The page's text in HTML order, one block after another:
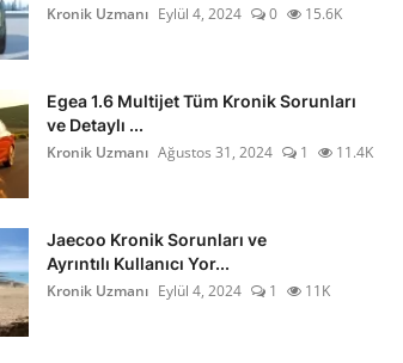
Kronik Uzmanı Eylül 4, 2024 0 15.6K
Egea 1.6 Multijet Tüm Kronik Sorunları
ve Detaylı ...
Kronik Uzmanı Ağustos 31, 2024 1 11.4K
Jaecoo Kronik Sorunları ve
Ayrıntılı Kullanıcı Yor...
Kronik Uzmanı Eylül 4, 2024 1 11K